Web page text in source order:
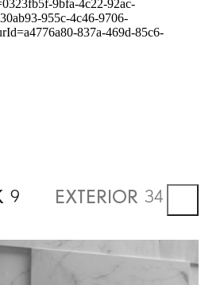
9bfa-4c22-92ac-
955c-4c46-9706-
837a-469d-85c6-
9 EXTERIOR 34